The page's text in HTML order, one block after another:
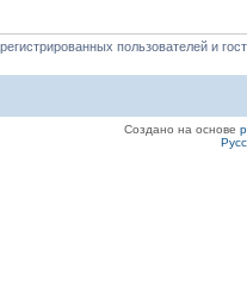
пользователей и
Создано на основе